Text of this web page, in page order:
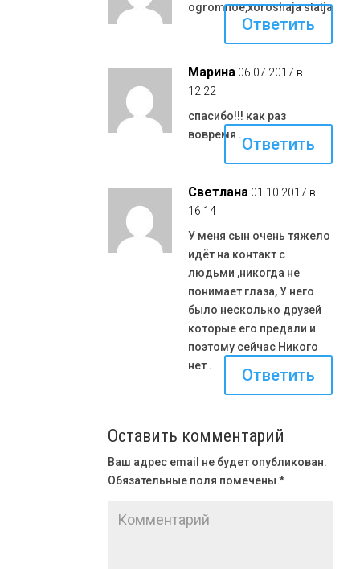
ogromnoe,xoroshaja statja
Ответить
Марина 06.07.2017 в
12:22
спасибо!!! как раз
вовремя .Ответить
Светлана 01.10.2017 в
16:14
У меня сын очень тяжело
идёт на контакт с
людьми ,никогда не
понимает глаза, У него
было несколько друзей
которые его предали и
поэтому сейчас Никого
нет .
Ответить
Оставить комментарий
Ваш адрес email не будет опубликован.
Обязательные поля помечены *